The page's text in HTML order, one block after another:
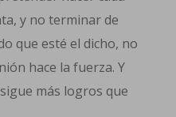
y no terminar de
que esté el dicho, no
hace la fuerza. Y
más logros que